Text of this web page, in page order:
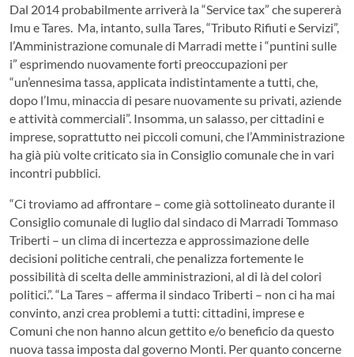
Dal 2014 probabilmente arriverà la “Service tax” che supererà
Imu e Tares. Ma, intanto, sulla Tares, “Tributo Rifiuti e Servizi”,
l’Amministrazione comunale di Marradi mette i “puntini sulle
i” esprimendo nuovamente forti preoccupazioni per
“un’ennesima tassa, applicata indistintamente a tutti, che,
dopo l’Imu, minaccia di pesare nuovamente su privati, aziende
e attività commerciali”. Insomma, un salasso, per cittadini e
imprese, soprattutto nei piccoli comuni, che l’Amministrazione
ha già più volte criticato sia in Consiglio comunale che in vari
incontri pubblici.
“Ci troviamo ad affrontare – come già sottolineato durante il
Consiglio comunale di luglio dal sindaco di Marradi Tommaso
Triberti – un clima di incertezza e approssimazione delle
decisioni politiche centrali, che penalizza fortemente le
possibilità di scelta delle amministrazioni, al di là del colori
politici.”. “La Tares – afferma il sindaco Triberti – non ci ha mai
convinto, anzi crea problemi a tutti: cittadini, imprese e
Comuni che non hanno alcun gettito e/o beneficio da questo
nuova tassa imposta dal governo Monti. Per quanto concerne